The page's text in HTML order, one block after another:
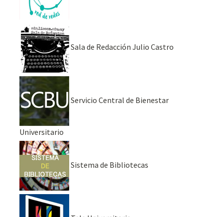
Sala de Redacción Julio Castro
Servicio Central de Bienestar
Universitario
Sistema de Bibliotecas